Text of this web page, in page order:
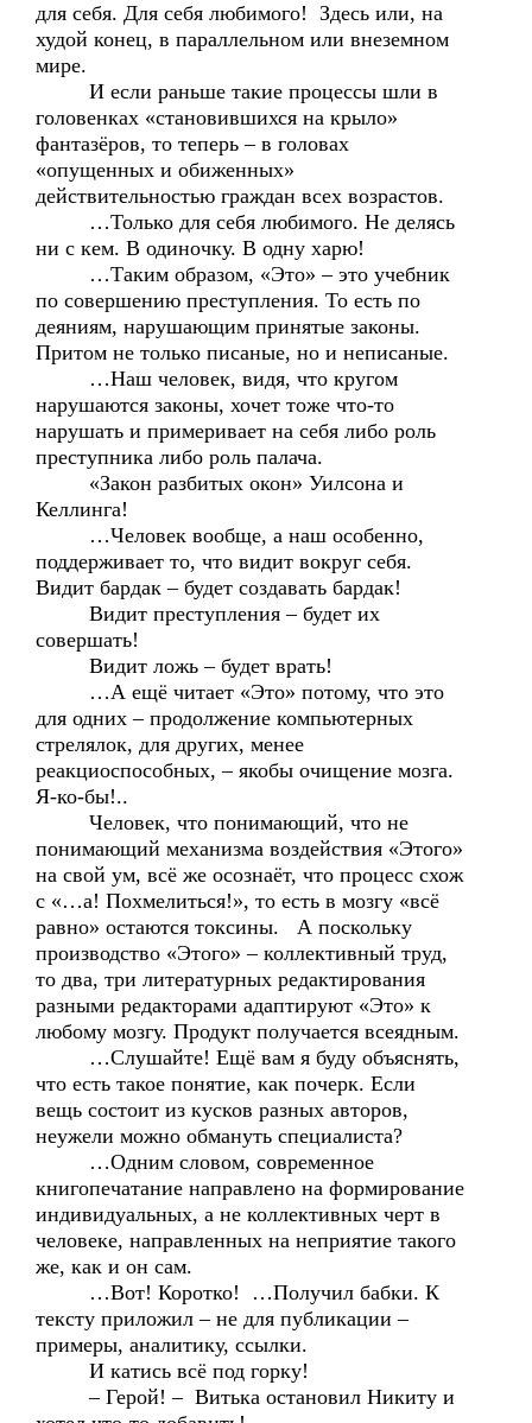
для себя. Для себя любимого! Здесь или, на
худой конец, в параллельном или внеземном
мире.
И если раньше такие процессы шли в
головенках «становившихся на крыло»
фантазёров, то теперь – в головах
«опущенных и обиженных»
действительностью граждан всех возрастов.
…Только для себя любимого. Не делясь
ни с кем. В одиночку. В одну харю!
…Таким образом, «Это» – это учебник
по совершению преступления. То есть по
деяниям, нарушающим принятые законы.
Притом не только писаные, но и неписаные.
…Наш человек, видя, что кругом
нарушаются законы, хочет тоже что-то
нарушать и примеривает на себя либо роль
преступника либо роль палача.
«Закон разбитых окон» Уилсона и
Келлинга!
…Человек вообще, а наш особенно,
поддерживает то, что видит вокруг себя.
Видит бардак – будет создавать бардак!
Видит преступления – будет их
совершать!
Видит ложь – будет врать!
…А ещё читает «Это» потому, что это
для одних – продолжение компьютерных
стрелялок, для других, менее
реакциоспособных, – якобы очищение мозга.
Я-ко-бы!..
Человек, что понимающий, что не
понимающий механизма воздействия «Этого»
на свой ум, всё же осознаёт, что процесс схож
с «…а! Похмелиться!», то есть в мозгу «всё
равно» остаются токсины. А поскольку
производство «Этого» – коллективный труд,
то два, три литературных редактирования
разными редакторами адаптируют «Это» к
любому мозгу. Продукт получается всеядным.
…Слушайте! Ещё вам я буду объяснять,
что есть такое понятие, как почерк. Если
вещь состоит из кусков разных авторов,
неужели можно обмануть специалиста?
…Одним словом, современное
книгопечатание направлено на формирование
индивидуальных, а не коллективных черт в
человеке, направленных на неприятие такого
же, как и он сам.
…Вот! Коротко! …Получил бабки. К
тексту приложил – не для публикации –
примеры, аналитику, ссылки.
И катись всё под горку!
– Герой! – Витька остановил Никиту и